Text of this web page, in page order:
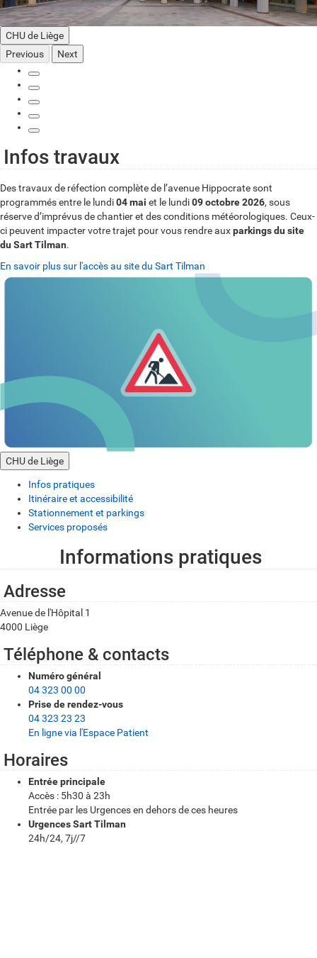
CHU de Liège
Previous
Next
Infos travaux
Des travaux de réfection complète de l’avenue Hippocrate sont
programmés entre le lundi04 mai et le lundi09 octobre 2026, sous
réserve d’imprévus de chantier et des conditions météorologiques. Ceux-
ci peuvent impacter votre trajet pour vous rendre auxparkings du site
du Sart Tilman.
En savoir plus sur l'accès au site du Sart Tilman
CHU de Liège
Infos pratiques
Itinéraire et accessibilité
Stationnement et parkings
Services proposés
I
n
f
o
s
i
Informations pratiques
Adresse
Avenue de l'Hôpital 1
4000 Liège
Téléphone & contacts
Numéro général
04 323 00 00
Prise de rendez-vous
04 323 23 23
En ligne via l'Espace Patient
Horaires
Entrée principale
Accès : 5h30 à 23h
Entrée par les Urgences en dehors de ces heures
Urgences Sart Tilman
24h/24, 7j//7